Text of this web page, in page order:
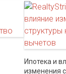
Ипотека и
изменения